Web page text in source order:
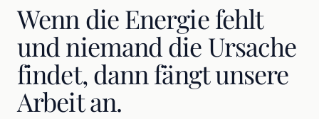
Chronische Erschöpfung
Wenn die Energie fehlt
und niemand die Ursache
findet, dann fängt unsere
Arbeit an.